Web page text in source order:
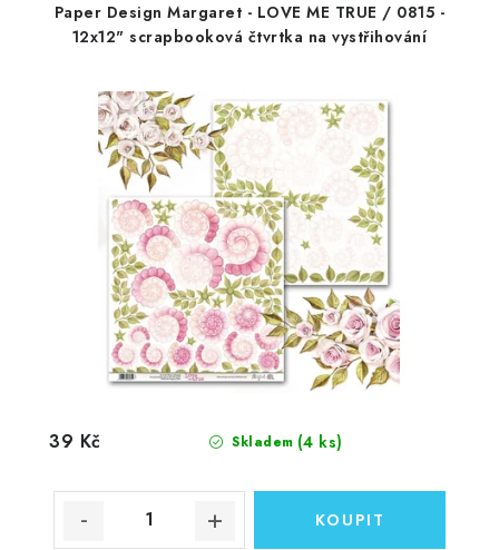
Paper Design Margaret - LOVE ME TRUE / 0815 -
12x12" scrapbooková čtvrtka na vystřihování
Skladem (4 ks)
39 Kč